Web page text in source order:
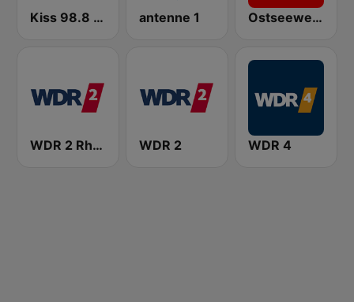
Kiss 98.8 FM antenne 1 Ostseewelle Hit-Radio 105.6
WDR 2 Rhein und Ruhr WDR 2 WDR 4